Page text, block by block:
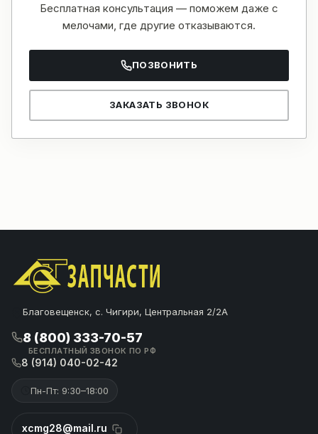
Бесплатная консультация — поможем даже с
мелочами, где другие отказываются.
ПОЗВОНИТЬ
ЗАКАЗАТЬ ЗВОНОК
Благовещенск, с. Чигири, Центральная 2/2А
8 (800) 333-70-57
БЕСПЛАТНЫЙ ЗВОНОК ПО РФ
8 (914) 040-02-42
Пн-Пт: 9:30–18:00
xcmg28@mail.ru